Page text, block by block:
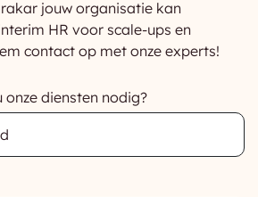
jouw organisatie kan
HR voor scale-ups en
contact op met onze experts!
diensten nodig?